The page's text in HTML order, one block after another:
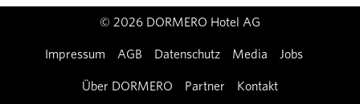
© 2026 DORMERO Hotel AG
Impressum AGB Datenschutz Media Jobs
Über DORMERO Partner Kontakt